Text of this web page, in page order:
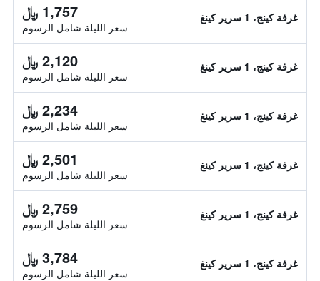
غرفة كينج، 1 سرير كينغ 1,757 ﷼
سعر الليلة شامل الرسوم
غرفة كينج، 1 سرير كينغ 2,120 ﷼
سعر الليلة شامل الرسوم
غرفة كينج، 1 سرير كينغ 2,234 ﷼
سعر الليلة شامل الرسوم
غرفة كينج، 1 سرير كينغ 2,501 ﷼
سعر الليلة شامل الرسوم
غرفة كينج، 1 سرير كينغ 2,759 ﷼
سعر الليلة شامل الرسوم
غرفة كينج، 1 سرير كينغ 3,784 ﷼
سعر الليلة شامل الرسوم